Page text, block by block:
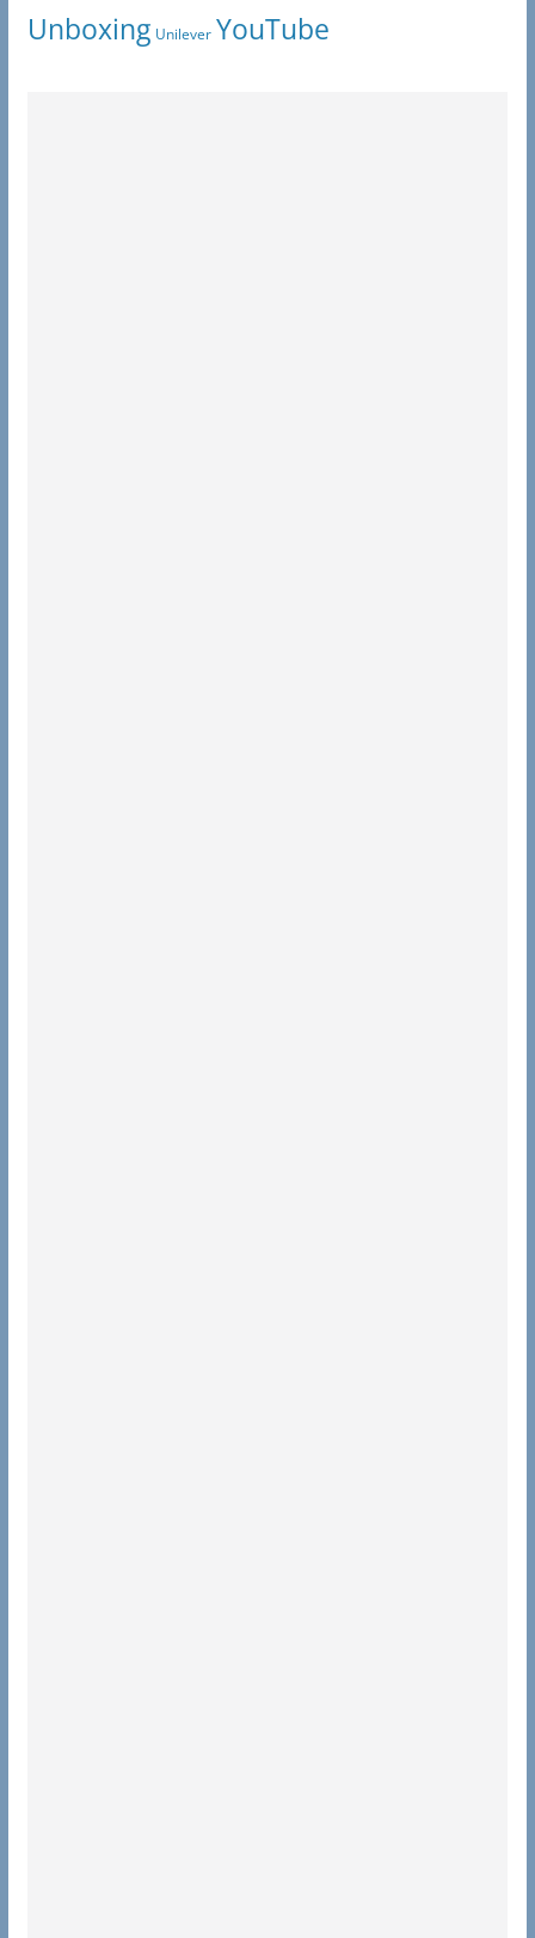
Unboxing Unilever YouTube